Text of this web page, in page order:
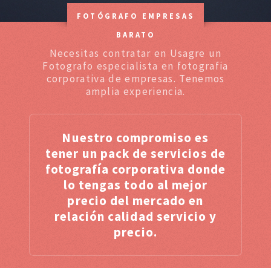
FOTÓGRAFO EMPRESAS
BARATO
Necesitas contratar en Usagre un
Fotografo especialista en fotografia
corporativa de empresas. Tenemos
amplia experiencia.
Nuestro compromiso es
tener un pack de servicios de
fotografía corporativa donde
lo tengas todo al mejor
precio del mercado en
relación calidad servicio y
precio.